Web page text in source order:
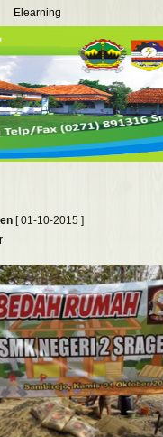
Elearning
[ 01-10-2015 ]